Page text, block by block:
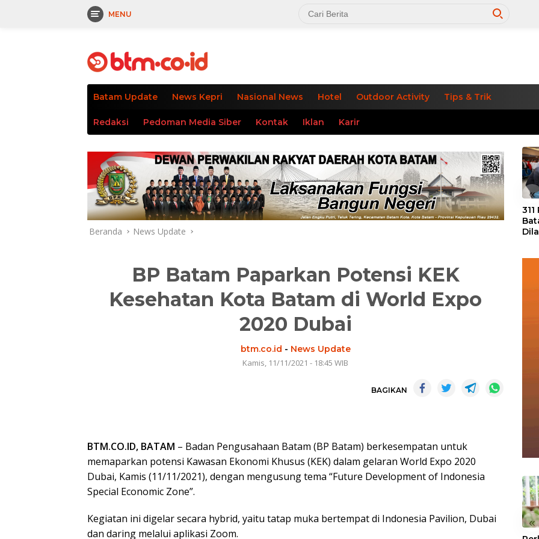
MENU
Batam Update News Kepri Nasional News Hotel Outdoor Activity Tips & Trik
Redaksi Pedoman Media Siber Kontak Iklan Karir
Beranda News Update
BP Batam Paparkan Potensi KEK
Kesehatan Kota Batam di World Expo
2020 Dubai
btm.co.id - News Update
Kamis, 11/11/2021 - 18:45 WIB
BAGIKAN
BTM.CO.ID, BATAM – Badan Pengusahaan Batam (BP Batam) berkesempatan untuk
memaparkan potensi Kawasan Ekonomi Khusus (KEK) dalam gelaran World Expo 2020
Dubai, Kamis (11/11/2021), dengan mengusung tema “Future Development of Indonesia
Special Economic Zone”.
Kegiatan ini digelar secara hybrid, yaitu tatap muka bertempat di Indonesia Pavilion, Dubai
dan daring melalui aplikasi Zoom.
«
«